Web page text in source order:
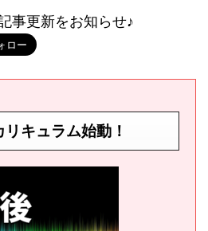
事更新をお知らせ♪
キュラム始動！